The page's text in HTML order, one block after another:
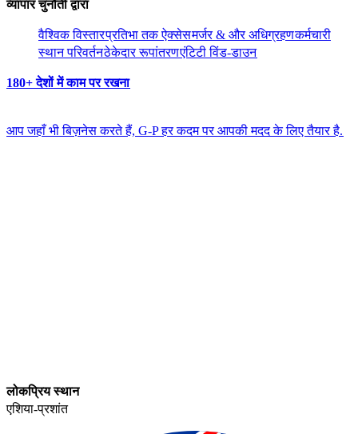
व्यापार चुनौती द्वारा​​
वैश्विक विस्तार​​प्रतिभा तक ऐक्सेस​​मर्जर & और अधिग्रहण​​कर्मचारी
स्थान परिवर्तन​​ठेकेदार रूपांतरण​​एंटिटी विंड-डाउन​​
180+ देशों में काम पर रखना​​
आप जहाँ भी बिज़नेस करते हैं, G-P हर कदम पर आपकी मदद के लिए तैयार है.​​
लोकप्रिय स्थान​​
एशिया-प्रशांत​​